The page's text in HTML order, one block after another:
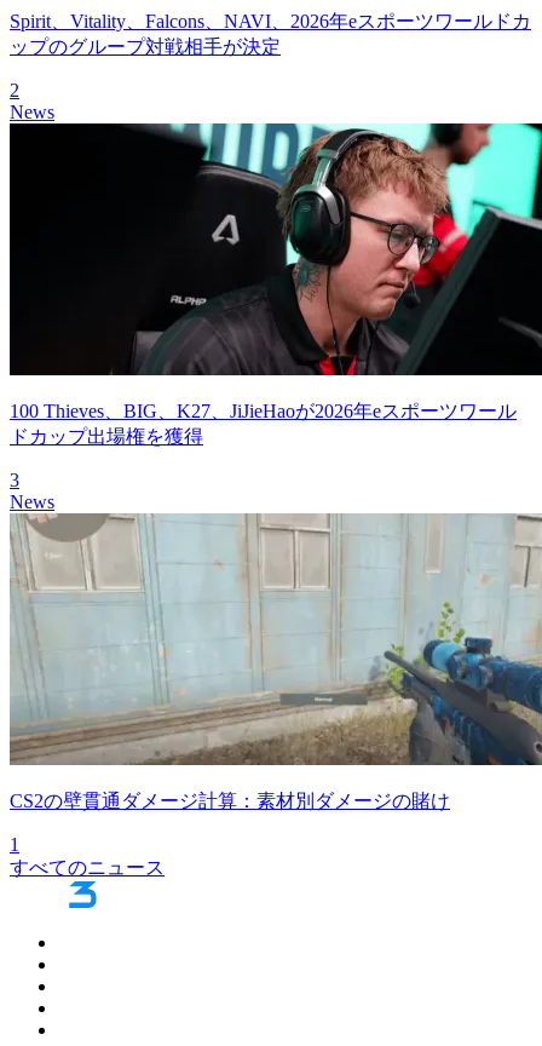
Spirit、Vitality、Falcons、NAVI、2026年eスポーツワールドカ
ップのグループ対戦相手が決定
2
News
100 Thieves、BIG、K27、JiJieHaoが2026年eスポーツワール
ドカップ出場権を獲得
3
News
CS2の壁貫通ダメージ計算：素材別ダメージの賭け
1
すべてのニュース